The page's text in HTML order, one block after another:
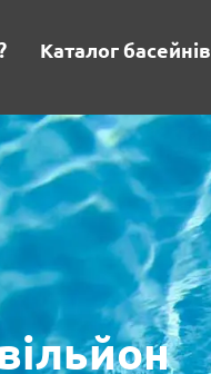
Каталог басейнів